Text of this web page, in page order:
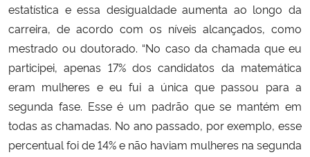
estatística e essa desigualdade aumenta ao longo da
carreira, de acordo com os níveis alcançados, como
mestrado ou doutorado. “No caso da chamada que eu
participei, apenas 17% dos candidatos da matemática
eram mulheres e eu fui a única que passou para a
segunda fase. Esse é um padrão que se mantém em
todas as chamadas. No ano passado, por exemplo, esse
percentual foi de 14% e não haviam mulheres na segunda